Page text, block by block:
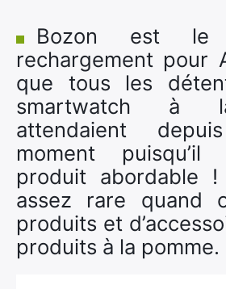
Bozon est
rechargement pour
que tous les
smartwatch à
attendaient
moment puisqu’il
produit abordable
assez rare quand
produits et
produits à la pomme.